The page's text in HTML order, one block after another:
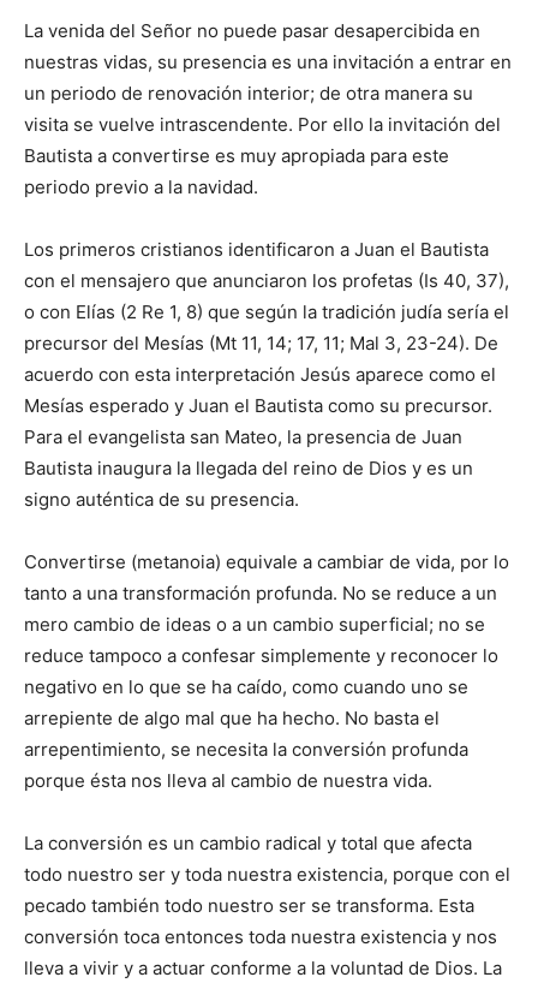
La venida del Señor no puede pasar desapercibida en
nuestras vidas, su presencia es una invitación a entrar en
un periodo de renovación interior; de otra manera su
visita se vuelve intrascendente. Por ello la invitación del
Bautista a convertirse es muy apropiada para este
periodo previo a la navidad.
Los primeros cristianos identificaron a Juan el Bautista
con el mensajero que anunciaron los profetas (Is 40, 37),
o con Elías (2 Re 1, 8) que según la tradición judía sería el
precursor del Mesías (Mt 11, 14; 17, 11; Mal 3, 23-24). De
acuerdo con esta interpretación Jesús aparece como el
Mesías esperado y Juan el Bautista como su precursor.
Para el evangelista san Mateo, la presencia de Juan
Bautista inaugura la llegada del reino de Dios y es un
signo auténtica de su presencia.
Convertirse (metanoia) equivale a cambiar de vida, por lo
tanto a una transformación profunda. No se reduce a un
mero cambio de ideas o a un cambio superficial; no se
reduce tampoco a confesar simplemente y reconocer lo
negativo en lo que se ha caído, como cuando uno se
arrepiente de algo mal que ha hecho. No basta el
arrepentimiento, se necesita la conversión profunda
porque ésta nos lleva al cambio de nuestra vida.
La conversión es un cambio radical y total que afecta
todo nuestro ser y toda nuestra existencia, porque con el
pecado también todo nuestro ser se transforma. Esta
conversión toca entonces toda nuestra existencia y nos
lleva a vivir y a actuar conforme a la voluntad de Dios. La